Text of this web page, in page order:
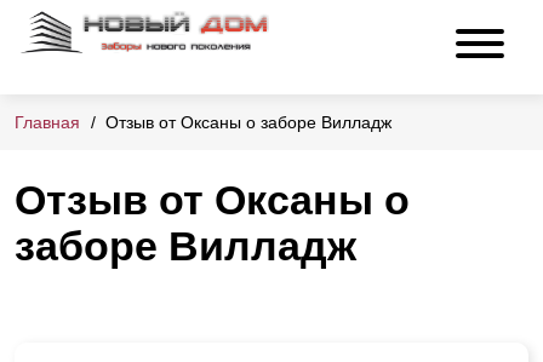
Главная Отзыв от Оксаны о заборе Вилладж
Отзыв от Оксаны о
заборе Вилладж